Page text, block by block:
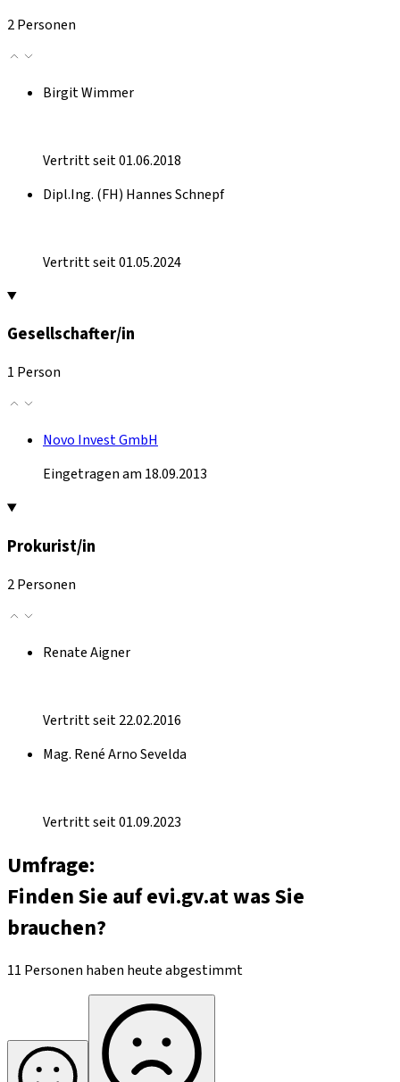
2 Personen
Birgit Wimmer
Vertritt seit 01.06.2018
Dipl.Ing. (FH) Hannes Schnepf
Vertritt seit 01.05.2024
Gesellschafter/in
1 Person
Novo Invest GmbH
Eingetragen am 18.09.2013
Prokurist/in
2 Personen
Renate Aigner
Vertritt seit 22.02.2016
Mag. René Arno Sevelda
Vertritt seit 01.09.2023
Umfrage:
Finden Sie auf evi.gv.at was Sie
brauchen?
11 Personen haben heute abgestimmt